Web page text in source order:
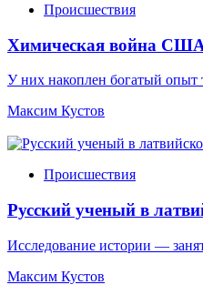
Происшествия
Химическая война
У них накоплен богатый опыт
Максим Кустов
Происшествия
Русский ученый в
Исследование истории —
Максим Кустов